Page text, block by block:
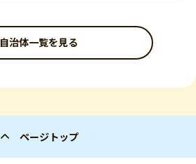
自治体一覧を見る
ページトップ